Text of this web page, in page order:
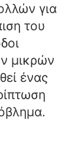
για
του
μικρών
ένας